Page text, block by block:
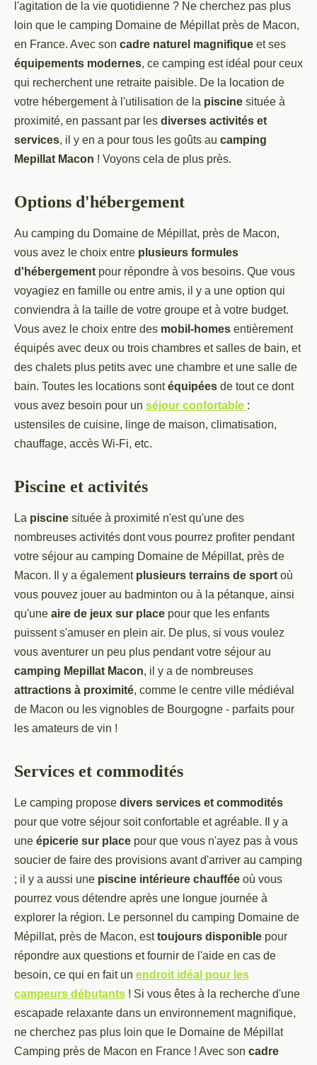
l'agitation de la vie quotidienne ? Ne cherchez pas plus
loin que le camping Domaine de Mépillat près de Macon,
en France. Avec son cadre naturel magnifique et ses
équipements modernes, ce camping est idéal pour ceux
qui recherchent une retraite paisible. De la location de
votre hébergement à l'utilisation de la piscine située à
proximité, en passant par les diverses activités et
services, il y en a pour tous les goûts au camping
Mepillat Macon ! Voyons cela de plus près.
Options d'hébergement
Au camping du Domaine de Mépillat, près de Macon,
vous avez le choix entre plusieurs formules
d'hébergement pour répondre à vos besoins. Que vous
voyagiez en famille ou entre amis, il y a une option qui
conviendra à la taille de votre groupe et à votre budget.
Vous avez le choix entre des mobil-homes entièrement
équipés avec deux ou trois chambres et salles de bain, et
des chalets plus petits avec une chambre et une salle de
bain. Toutes les locations sontéquipées de tout ce dont
vous avez besoin pour un séjour confortable :
ustensiles de cuisine, linge de maison, climatisation,
chauffage, accès Wi-Fi, etc.
Piscine et activités
La piscine située à proximité n'est qu'une des
nombreuses activités dont vous pourrez profiter pendant
votre séjour au camping Domaine de Mépillat, près de
Macon. Il y a également plusieurs terrains de sport où
vous pouvez jouer au badminton ou à la pétanque, ainsi
qu'une aire de jeux sur place pour que les enfants
puissent s'amuser en plein air. De plus, si vous voulez
vous aventurer un peu plus pendant votre séjour au
camping Mepillat Macon, il y a de nombreuses
attractions à proximité, comme le centre ville médiéval
de Macon ou les vignobles de Bourgogne - parfaits pour
les amateurs de vin !
Services et commodités
Le camping propose divers services et commodités
pour que votre séjour soit confortable et agréable. Il y a
une épicerie sur place pour que vous n'ayez pas à vous
soucier de faire des provisions avant d'arriver au camping
; il y a aussi une piscine intérieure chauffée où vous
pourrez vous détendre après une longue journée à
explorer la région. Le personnel du camping Domaine de
Mépillat, près de Macon, esttoujours disponible pour
répondre aux questions et fournir de l'aide en cas de
besoin, ce qui en fait un endroit idéal pour les
campeurs débutants ! Si vous êtes à la recherche d'une
escapade relaxante dans un environnement magnifique,
ne cherchez pas plus loin que le Domaine de Mépillat
Camping près de Macon en France ! Avec son cadre